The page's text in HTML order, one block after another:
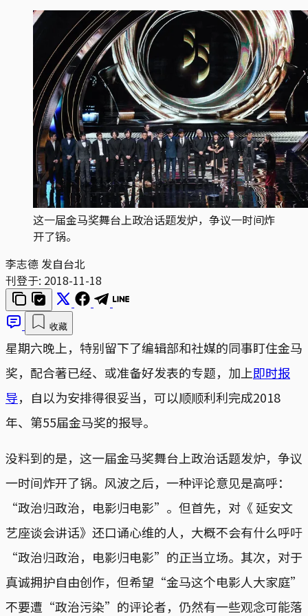
这一届金马奖舞台上政治话题发炉，争议一时间炸
开了锅。
李志德 发自台北
刊登于: 2018-11-18
收藏
星期六晚上，特别留下了编辑部和社媒的同事盯住金马
奖，配合著已经、或准备好发表的专题，加上即时报
导，自以为安排得很妥当，可以顺顺利利完成2018
年、第55届金马奖的报导。
没料到的是，这一届金马奖舞台上政治话题发炉，争议
一时间炸开了锅。风波之后，一种评论意见是高呼：
“政治归政治，电影归电影”。但首先，对《 延安文
艺座谈会讲话》还口诵心维的人，大概不会有什么呼吁
“政治归政治，电影归电影”的正当立场。其次，对于
真诚拥护自由创作，但希望“金马这个电影人大家庭”
不要遭“政治污染”的评论者，仍然有一些观念可能落